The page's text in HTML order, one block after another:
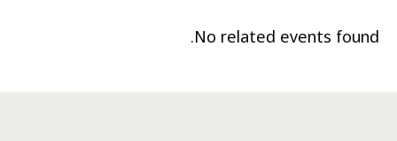
No related events found.